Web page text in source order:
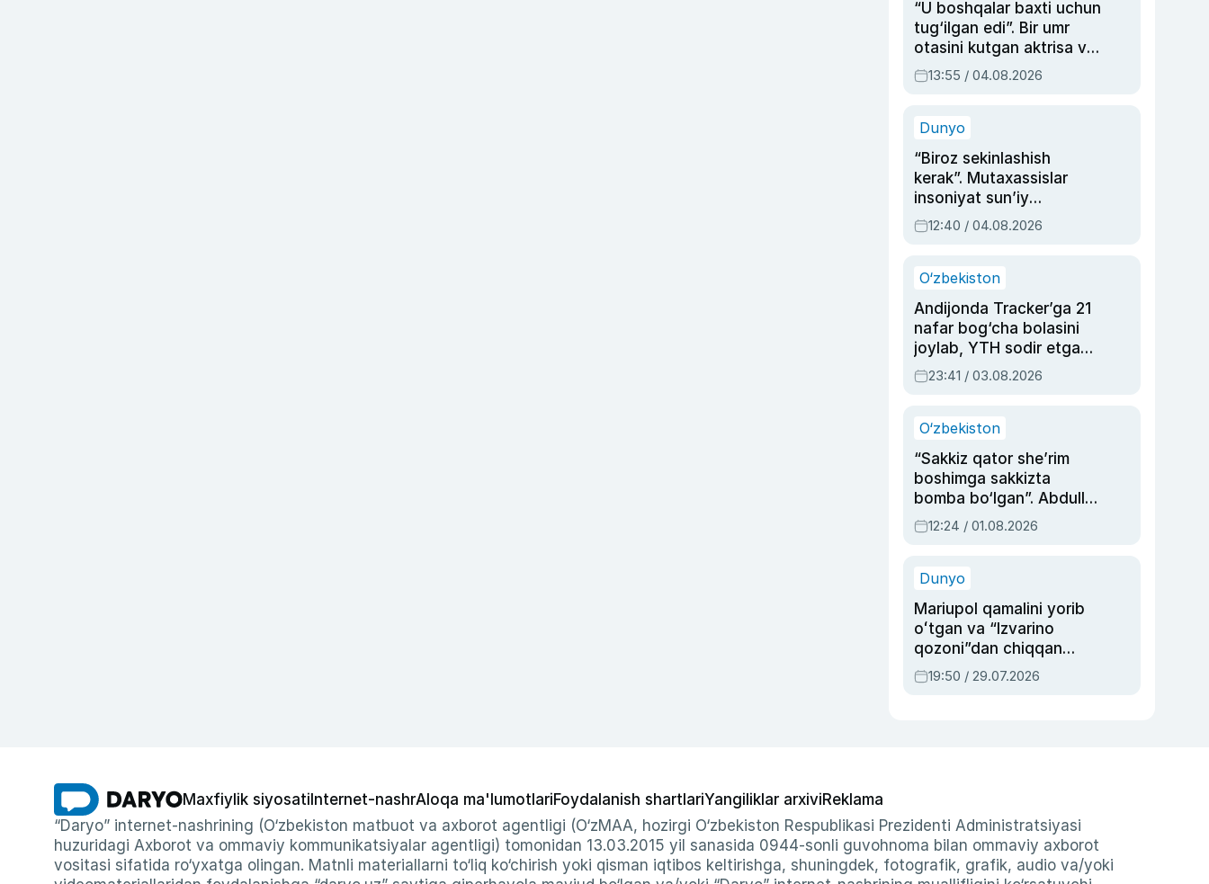
“U boshqalar baxti uchun
tug‘ilgan edi”. Bir umr
otasini kutgan aktrisa va
dublyaj ustasi Rimma
Ahmedovaning
13:55 / 04.08.2026
Dunyo
“Biroz sekinlashish
kerak”. Mutaxassislar
insoniyat sun’iy
intellektni boshqara
olmay qolishidan xavotir
12:40 / 04.08.2026
O‘zbekiston
Andijonda Tracker’ga 21
nafar bog‘cha bolasini
joylab, YTH sodir etgan
ayolga sud hukmi o‘qildi
23:41 / 03.08.2026
O‘zbekiston
“Sakkiz qator she’rim
boshimga sakkizta
bomba bo‘lgan”. Abdulla
Oripovni siyosiy
ayblovlardan asrab
12:24 / 01.08.2026
Dunyo
Mariupol qamalini yorib
oʻtgan va “Izvarino
qozoni”dan chiqqan
qahramon — Ukraina
armiyasi bosh
19:50 / 29.07.2026
Maxfiylik siyosati Internet-nashrAloqa ma'lumotlariFoydalanish shartlariYangiliklar arxiviReklama
“Daryo” internet-nashrining (O‘zbekiston matbuot va axborot agentligi (O‘zMAA, hozirgi O‘zbekiston Respublikasi Prezidenti Administratsiyasi
huzuridagi Axborot va ommaviy kommunikatsiyalar agentligi) tomonidan 13.03.2015 yil sanasida 0944-sonli guvohnoma bilan ommaviy axborot
vositasi sifatida ro‘yxatga olingan. Matnli materiallarni to‘liq ko‘chirish yoki qisman iqtibos keltirishga, shuningdek, fotografik, grafik, audio va/yoki